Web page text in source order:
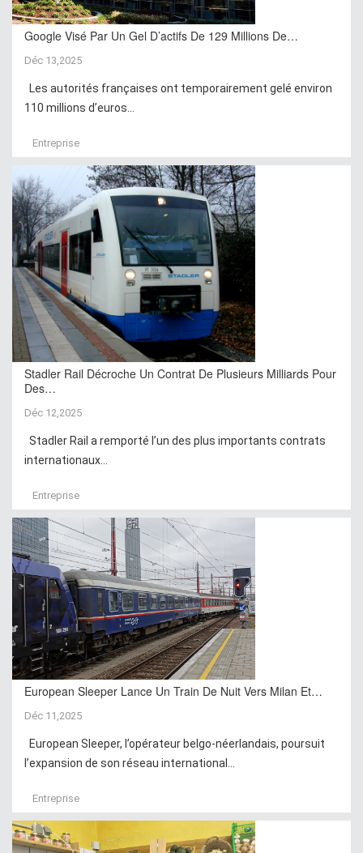
Google Visé Par Un Gel D’actifs De 129 Millions De…
Déc 13,2025
Les autorités françaises ont temporairement gelé environ
110 millions d’euros...
Entreprise
Stadler Rail Décroche Un Contrat De Plusieurs Milliards Pour
Des…
Déc 12,2025
Stadler Rail a remporté l’un des plus importants contrats
internationaux...
Entreprise
European Sleeper Lance Un Train De Nuit Vers Milan Et…
Déc 11,2025
European Sleeper, l’opérateur belgo-néerlandais, poursuit
l’expansion de son réseau international...
Entreprise